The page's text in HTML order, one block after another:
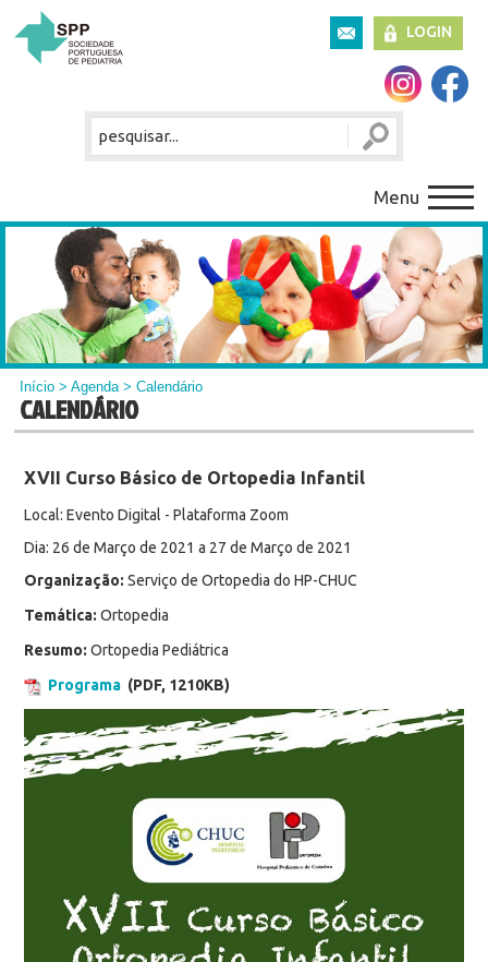
LOGIN
Menu
Início >Agenda> Calendário
CALENDÁRIO
XVII Curso Básico de Ortopedia Infantil
Local: Evento Digital - Plataforma Zoom
Dia: 26 de Março de 2021 a 27 de Março de 2021
Organização: Serviço de Ortopedia do HP-CHUC
Temática: Ortopedia
Resumo: Ortopedia Pediátrica
Programa (PDF, 1210KB)